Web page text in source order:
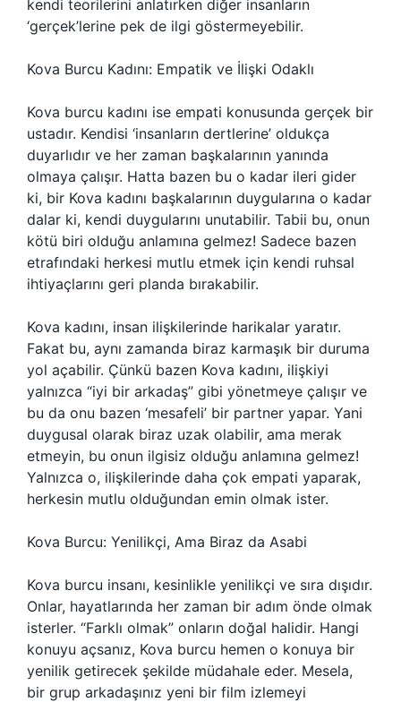
kendi teorilerini anlatırken diğer insanların
‘gerçek’lerine pek de ilgi göstermeyebilir.
Kova Burcu Kadını: Empatik ve İlişki Odaklı
Kova burcu kadını ise empati konusunda gerçek bir
ustadır. Kendisi ‘insanların dertlerine’ oldukça
duyarlıdır ve her zaman başkalarının yanında
olmaya çalışır. Hatta bazen bu o kadar ileri gider
ki, bir Kova kadını başkalarının duygularına o kadar
dalar ki, kendi duygularını unutabilir. Tabii bu, onun
kötü biri olduğu anlamına gelmez! Sadece bazen
etrafındaki herkesi mutlu etmek için kendi ruhsal
ihtiyaçlarını geri planda bırakabilir.
Kova kadını, insan ilişkilerinde harikalar yaratır.
Fakat bu, aynı zamanda biraz karmaşık bir duruma
yol açabilir. Çünkü bazen Kova kadını, ilişkiyi
yalnızca “iyi bir arkadaş” gibi yönetmeye çalışır ve
bu da onu bazen ‘mesafeli’ bir partner yapar. Yani
duygusal olarak biraz uzak olabilir, ama merak
etmeyin, bu onun ilgisiz olduğu anlamına gelmez!
Yalnızca o, ilişkilerinde daha çok empati yaparak,
herkesin mutlu olduğundan emin olmak ister.
Kova Burcu: Yenilikçi, Ama Biraz da Asabi
Kova burcu insanı, kesinlikle yenilikçi ve sıra dışıdır.
Onlar, hayatlarında her zaman bir adım önde olmak
isterler. “Farklı olmak” onların doğal halidir. Hangi
konuyu açsanız, Kova burcu hemen o konuya bir
yenilik getirecek şekilde müdahale eder. Mesela,
bir grup arkadaşınız yeni bir film izlemeyi